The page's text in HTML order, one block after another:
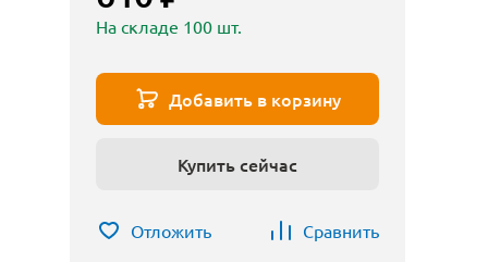
На складе 100 шт.
Добавить в корзину
Купить сейчас
Отложить Сравнить